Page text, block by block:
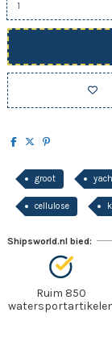
groot
cellulose
Shipsworld.nl bied:
Ruim 850